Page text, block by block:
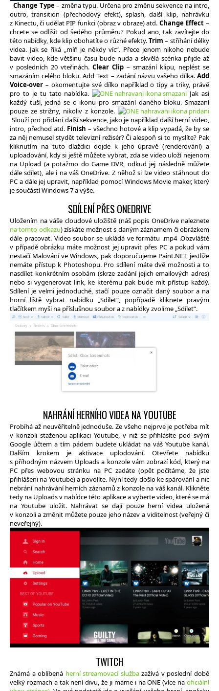
Change Type– změna typu. Určena pro změnu sekvence na intro,
outro, transition (přechodový efekt), splash, další klip, nahrávku
z Kinectu, či udělat PIP funkci (obraz v obraze) atd. Change Effect –
chcete se odlišit od šedého průměru? Pokud ano, tak zavítejte do
této nabídky, kde klip obohatíte o různé efekty.Trim – stříhání délky
videa. Jak se říká „míň je někdy víc“. Přece jenom nikoho nebude
bavit video, kde většinu času bude nuda a skvělá scénka přijde až
v posledních 20 vteřinách. Clear Clip – smazání klipu, neplést se
smazáním celého bloku. Add Text – zadání názvu vašeho dílka. Add
Voice-over – okomentujte své dílko například o tipy a triky, právě
pro to je tu tato nabídka.
Jak asi
každý tuší, jedná se o ikonu pro smazání daného bloku. Smazaní
pouze ze strižny, nikoliv z konzole.
Slouží pro přidání další sekvence, jako je například další herní video,
intro, přechod atd. Finish – všechno hotové a klip vypadá, že by se
za něj nemusel stydět televizní režisér? Či alespoň si to myslíte? Pak
kliknutím na tuto dlaždici dojde k jeho úpravě (renderování) a
uploadování, kdy si ještě můžete vybrat, zda se video uloží nejenom
na Upload (a potažmo do Game DVR, odkud jej následně můžete
dále sdílet), ale i na váš OneDrive. Z něhož si lze video stáhnout do
PC a dále jej upravit, například pomocí Windows Movie maker, který
je součástí Windows 7 a výše.
SDÍLENÍ PŘES ONEDRIVE
Uložením na váše cloudové uložiště (náš popis OneDrive naleznete
na tomto odkazu) získáte možnost s daným záznamem či obrázkem
dále pracovat. Video soubor se ukládá ve formátu .mp4 .Obzvláště
v případě obrázku máte možnost jej upravit přes PC a pokud vám
nestačí Malování ve Windows, pak doporučujeme Paint.NET, jestliže
nemáte přístup k Photoshopu. Pro sdílení máte dvě možnosti a to
nasdílet konkrétním osobám (skrze zadání jejich emailových adres)
nebo si vygenerovat link, ke kterému pak bude mít přístup každý.
Sdílení je velmi jednoduché, stačí pouze označit daný soubor a na
horní liště vybrat nabídku „Sdílet“, popřípadě kliknete pravým
tlačítkem myši na příslušnou soubor a z nabídky zvolíme „Sdílet“.
NAHRÁNÍ HERNÍHO VIDEA NA YOUTUBE
Probíhá až neuvěřitelně jednoduše. Ze všeho nejprve je potřeba mít
v konzoli staženou aplikaci Youtube, v niž se přihlásíte pod svým
Google účtem a tím pádem budete ukládat na váš Youtube kanál.
Dalším krokem je aktivace uplodování. Otevřete nabídku
s příhodným názvem Uploads a konzole vám zobrazí kód, který na
PC přes webovou stránku na PC zadáte (opět počítáme, že jste
přihlášeni na Youtube) a povolíte. Nyní tedy došlo ke spárování a nic
nebrání nahrávání herních záznamů z konzole na váš kanál. Klikněte
tedy na Uploads v nabídce této aplikace a vyberte video, které se má
na Youtube uložit. Nahrávat se dají pouze herní videa uložená
v konzoli a změnit můžete pouze jeho název a viditelnost (veřejný či
neveřejný).
TWITCH
Známá a oblíbená herní streamovací službazažívá v poslední době
velký rozmach a tak není divu, že ji máme i na ONE (více na oficiální